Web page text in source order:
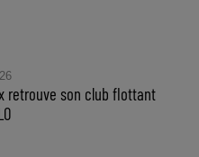
retrouve son club flottant